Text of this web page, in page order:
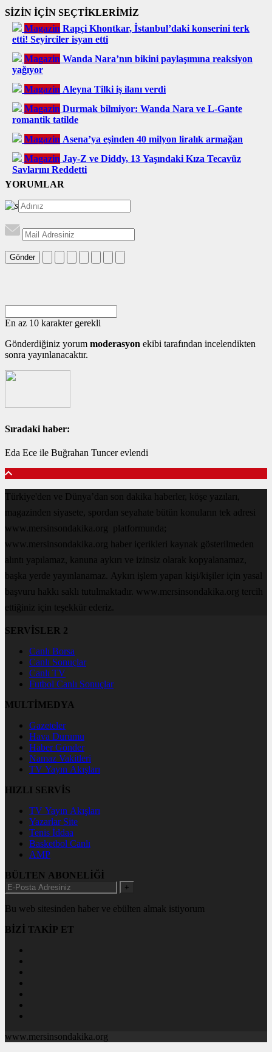
SİZİN İÇİN SEÇTİKLERİMİZ
Magazin Rapçi Khontkar, İstanbul’daki konserini terk
etti! Seyirciler isyan etti
Magazin Wanda Nara’nın bikini paylaşımına reaksiyon
yağıyor
Magazin Aleyna Tilki iş ilanı verdi
Magazin Durmak bilmiyor: Wanda Nara ve L-Gante
romantik tatilde
Magazin Asena’ya eşinden 40 milyon liralık armağan
Magazin Jay-Z ve Diddy, 13 Yaşındaki Kıza Tecavüz
Savlarını Reddetti
YORUMLAR
Gönder
En az 10 karakter gerekli
Gönderdiğiniz yorum moderasyon ekibi tarafından incelendikten
sonra yayınlanacaktır.
Sıradaki haber:
Eda Ece ile Buğrahan Tuncer evlendi
Türkiye'den ve Dünya’dan son dakika haberler, köşe yazıları,
magazinden siyasete, spordan seyahate bütün konuların tek adresi
www.mersinsondakika.org platformunda;
www.mersinsondakika.org haber içerikleri kaynak gösterilmeden
alıntı yapılamaz, kanuna aykırı ve izinsiz olarak kopyalanamaz,
başka yerde yayınlanamaz. Aykırı işlem yapan kişi/kişiler için yasal
başvuru hakkı saklı tutulmaktadır. www.mersinsondakika.org tercih
ettiğiniz için teşekkür ederiz.
SERVİSLER 2
Canlı Borsa
Canlı Sonuçlar
Canlı TV
Futbol Canlı Sonuçlar
MULTİMEDYA
Gazeteler
Hava Durumu
Haber Gönder
Namaz Vakitleri
TV Yayın Akışları
HIZLI SERVİS
TV Yayın Akışları
Yazarlar Site
Tenis İddaa
Basketbol Canlı
AMP
BÜLTEN ABONELİĞİ
+
Bu web sitesinden haber ve ebülten almak istiyorum
BİZİ TAKİP ET
www.mersinsondakika.org